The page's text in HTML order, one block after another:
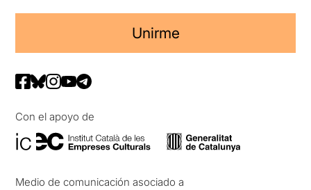
Unirme
Con el apoyo de
Medio de comunicación asociado a